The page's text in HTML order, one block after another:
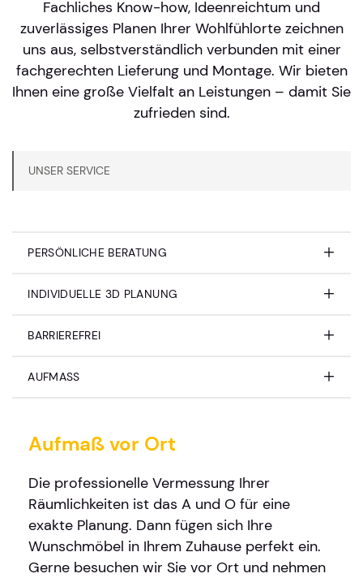
Fachliches Know-how, Ideenreichtum und
zuverlässiges Planen Ihrer Wohlfühlorte zeichnen
uns aus, selbstverständlich verbunden mit einer
fachgerechten Lieferung und Montage. Wir bieten
Ihnen eine große Vielfalt an Leistungen – damit Sie
zufrieden sind.
UNSER SERVICE
PERSÖNLICHE BERATUNG
INDIVIDUELLE 3D PLANUNG
BARRIEREFREI
AUFMASS
Aufmaß vor Ort
Die professionelle Vermessung Ihrer
Räumlichkeiten ist das A und O für eine
exakte Planung. Dann fügen sich Ihre
Wunschmöbel in Ihrem Zuhause perfekt ein.
Gerne besuchen wir Sie vor Ort und nehmen